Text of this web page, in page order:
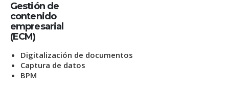
Gestión de
contenido
empresarial
(ECM)
Digitalización de documentos
Captura de datos
BPM